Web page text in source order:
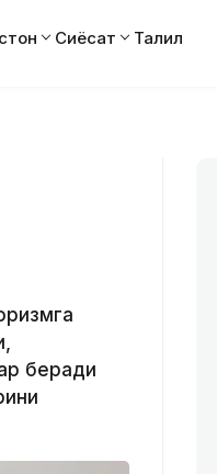
Сиёсат Таҳлил
беради